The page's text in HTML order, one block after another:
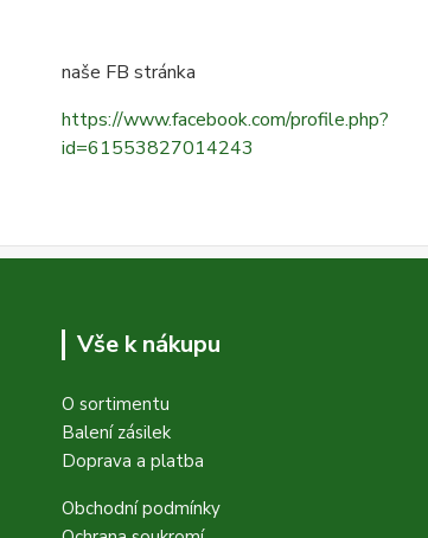
naše FB stránka
https://www.facebook.com/profile.php?
id=61553827014243
Vše k nákupu
O sortimentu
Balení zásilek
Doprava a platba
Obchodní podmínky